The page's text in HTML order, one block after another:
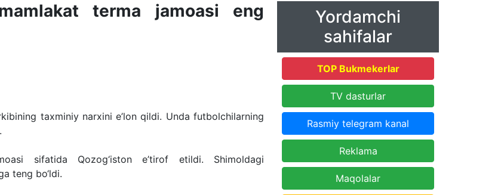
terma jamoasi eng
taxminiy narxini e’lon qildi. Unda futbolchilarning
sifatida Qozog‘iston e’tirof etildi. Shimoldagi
teng bo‘ldi.
Yordamchi
sahifalar
TOP Bukmekerlar
TV dasturlar
Rasmiy telegram kanal
Reklama
Maqolalar